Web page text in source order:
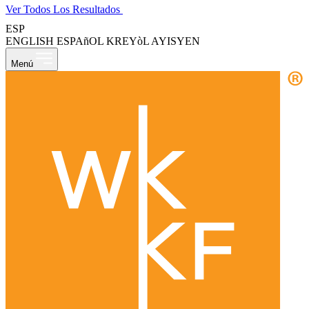
Ver Todos Los Resultados
ESP
ENGLISH ESPAñOL KREYòL AYISYEN
Menú